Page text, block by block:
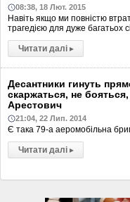
08:38, 18 Лют. 2015
Навіть якщо ми повністю
трагедією для дуже багатьох
Читати далі ▸
Десантники гинуть
скаржаться, не
Арестович
21:04, 22 Лип. 2014
Є така 79-а аеромобільна
Читати далі ▸